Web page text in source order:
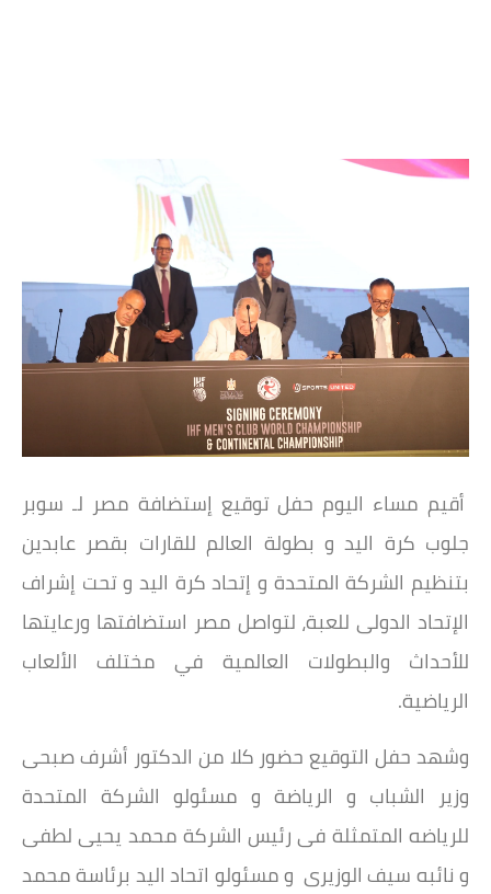
أقيم مساء اليوم حفل توقيع إستضافة مصر لـ سوبر
جلوب كرة اليد و بطولة العالم للقارات بقصر عابدين
بتنظيم الشركة المتحدة و إتحاد كرة اليد و تحت إشراف
الإتحاد الدولى للعبة، لتواصل مصر استضافتها ورعايتها
للأحداث والبطولات العالمية في مختلف الألعاب
الرياضية.
وشهد حفل التوقيع حضور كلا من الدكتور أشرف صبحى
وزير الشباب و الرياضة و مسئولو الشركة المتحدة
للرياضه المتمثلة فى رئيس الشركة محمد يحيى لطفى
و نائبه سيف الوزيرى و مسئولو اتحاد اليد برئاسة محمد